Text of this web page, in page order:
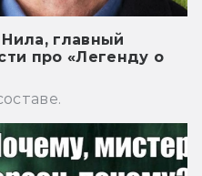
главный
про «Легенду о